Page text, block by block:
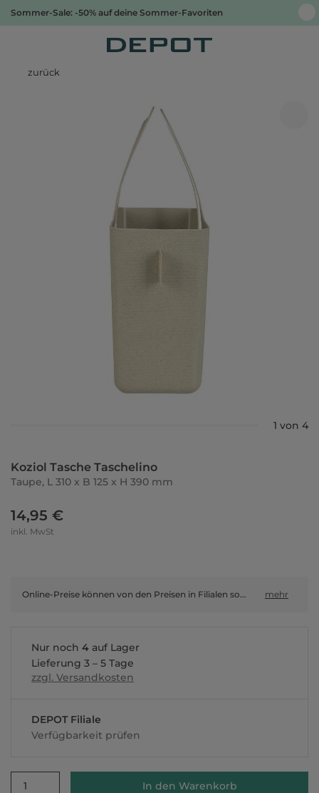
Sommer-Sale: -50% auf deine Sommer-Favoriten
zurück
1 von 4
Koziol Tasche Taschelino
Taupe, L 310 x B 125 x H 390 mm
14,95 €
inkl. MwSt
Online-Preise können von den Preisen in Filialen sowie Shop-in-Shop-Flächen abweichen. mehr
Nur noch 4 auf Lager
Lieferung 3 – 5 Tage
zzgl. Versandkosten
DEPOT Filiale
Verfügbarkeit prüfen
1 In den Warenkorb